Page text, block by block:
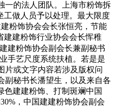
的法人团队。上海市粉饰拆
工做人员予以处理。最大限度
粉饰协会会长张恒亮，节能
建建粉饰行业协会会长恽稚
建粉饰协会副会长兼副秘书
手艺尺度系统扶植。若是是
片或文字内容若涉及版权问
副秘书长潘望生，以及来自各
色建建粉饰、打制斑斓中国
，中国建建粉饰协会副会